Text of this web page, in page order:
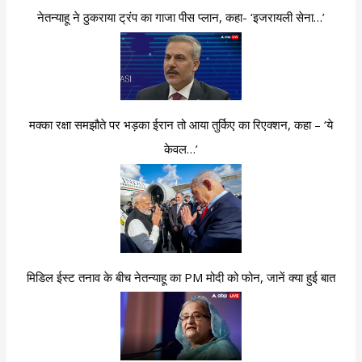
नेतन्याहू ने ठुकराया ट्रंप का गाजा पीस प्लान, कहा- ‘इजरायली सेना…’
मक्का रक्षा समझौते पर भड़का ईरान तो आया तुर्किए का रिएक्शन, कहा – ‘ये
केवल…’
मिडिल ईस्ट तनाव के बीच नेतन्याहू का PM मोदी को फोन, जानें क्या हुई बात